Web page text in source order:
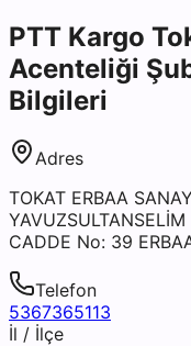
PTT Kargo
Acenteliği
Bilgileri
Adres
TOKAT ERBAA
CADDE No: 39
Telefon
5367365113
İl / İlçe